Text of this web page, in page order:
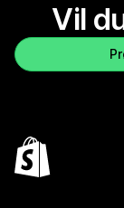
Vil